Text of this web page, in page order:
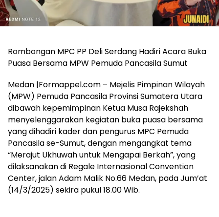
Rombongan MPC PP Deli Serdang Hadiri Acara Buka
Puasa Bersama MPW Pemuda Pancasila Sumut
Medan |Formappel.com – Mejelis Pimpinan Wilayah
(MPW) Pemuda Pancasila Provinsi Sumatera Utara
dibawah kepemimpinan Ketua Musa Rajekshah
menyelenggarakan kegiatan buka puasa bersama
yang dihadiri kader dan pengurus MPC Pemuda
Pancasila se-Sumut, dengan mengangkat tema
“Merajut Ukhuwah untuk Mengapai Berkah”, yang
dilaksanakan di Regale Internasional Convention
Center, jalan Adam Malik No.66 Medan, pada Jum’at
(14/3/2025) sekira pukul 18.00 Wib.